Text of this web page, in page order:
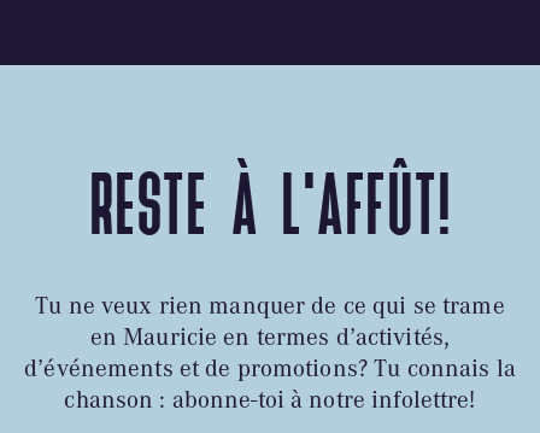
RESTE À L'AFFÛT!
Tu ne veux rien manquer de ce qui se trame
en Mauricie en termes d’activités,
d’événements et de promotions? Tu connais la
chanson : abonne-toi à notre infolettre!